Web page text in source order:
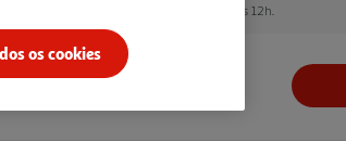
, se encomendar até às 12h.
os cookies